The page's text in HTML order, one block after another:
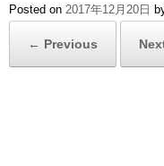
Posted on 2017年12月20日
← Previous